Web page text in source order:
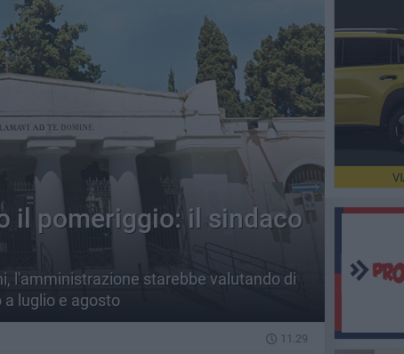
il pomeriggio: il sindaco
l'amministrazione starebbe valutando di
luglio e agosto
11.29